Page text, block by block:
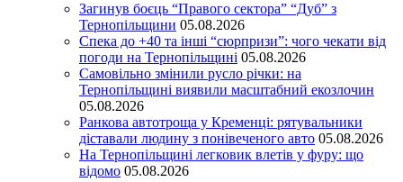
Загинув боєць “Правого сектора” “Дуб” з
Тернопільщини 05.08.2026
Спека до +40 та інші “сюрпризи”: чого чекати від
погоди на Тернопільщині 05.08.2026
Самовільно змінили русло річки: на
Тернопільщині виявили масштабний екозлочин
05.08.2026
Ранкова автотроща у Кременці: рятувальники
діставали людину з понівеченого авто 05.08.2026
На Тернопільщині легковик влетів у фуру: що
відомо 05.08.2026